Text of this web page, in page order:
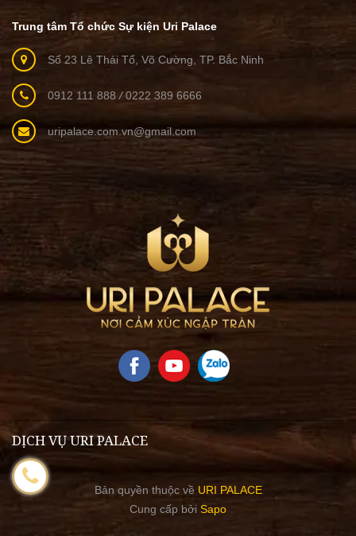
Trung tâm Tổ chức Sự kiện Uri Palace
Số 23 Lê Thái Tổ, Võ Cường, TP. Bắc Ninh
0912 111 888/0222 389 6666
uripalace.com.vn@gmail.com
DỊCH VỤ URI PALACE
Bản quyền thuộc về URI PALACE
Cung cấp bởi Sapo